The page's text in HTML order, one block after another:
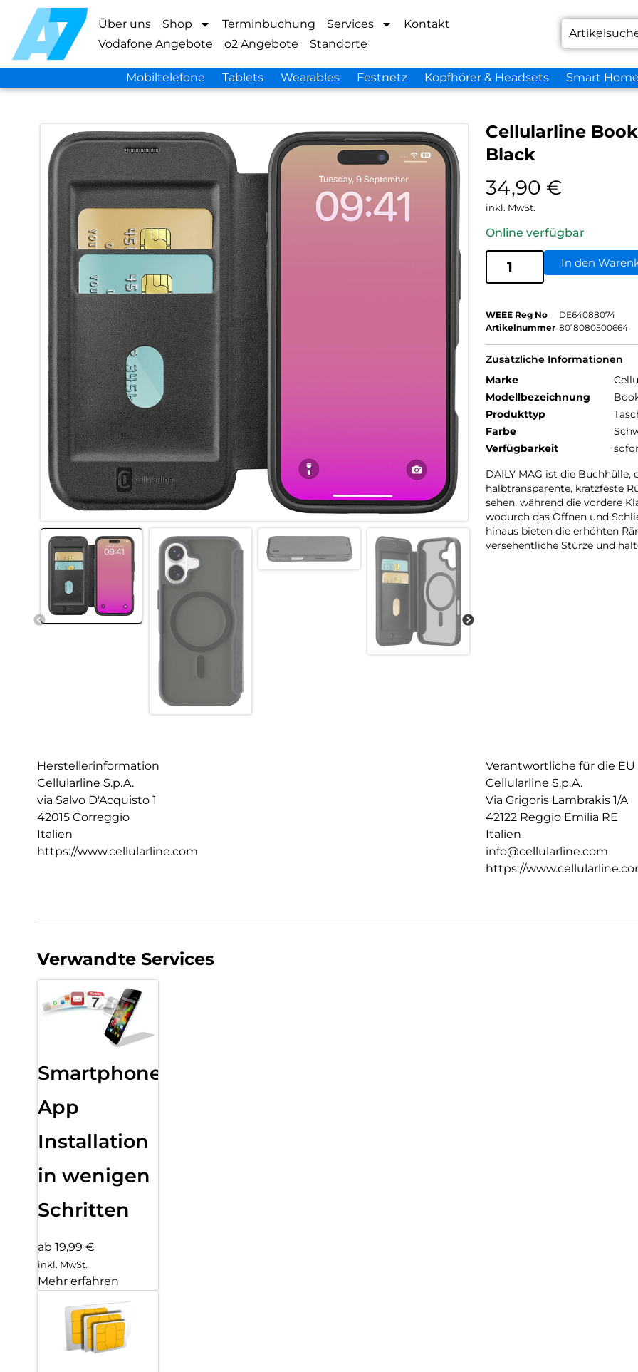
Über uns Shop Terminbuchung Services
Kontakt
Vodafone Angebote
o2 Angebote Standorte
Mobiltelefone Tablets Wearables Festnetz Kopfhörer & Headsets Smart
Cellularline
Black
34,90 €
inkl. MwSt.
Online verfügbar
In den
WEEE Reg No
DE64088074
Artikelnummer 8018080500664
Zusätzliche Informationen
Marke
Modellbezeichnung
Produkttyp
Farbe
Verfügbarkeit
DAILY MAG ist die
halbtransparente, kratzfeste
sehen, während die vordere
wodurch das Öffnen und
hinaus bieten die erhöhten
versehentliche Stürze und
Herstellerinformation
Cellularline S.p.A.
via Salvo D'Acquisto 1
42015 Correggio
Italien
https://www.cellularline.com
Verantwortliche für die EU
Cellularline S.p.A.
Via Grigoris Lambrakis 1/A
42122 Reggio Emilia RE
Italien
info@cellularline.com
https://
Verwandte Services
Smartphone
App
Installation
in wenigen
Schritten
ab 19,99 €
inkl. MwSt.
Mehr erfahren